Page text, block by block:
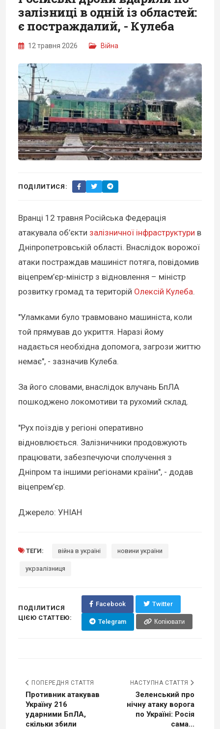
залізниці в одній із областей:
є постраждалий, - Кулеба
12 травня 2026 Війна
ПОДІЛИТИСЯ:
Вранці 12 травня Російська Федерація
атакувала об’єкти залізничної інфраструктури в
Дніпропетровській області. Внаслідок ворожої
атаки постраждав машиніст потяга, повідомив
віцепрем’єр-міністр з відновлення – міністр
розвитку громад та територій Олексій Кулеба.
"Уламками було травмовано машиніста, коли
той прямував до укриття. Наразі йому
надається необхідна допомога, загрози життю
немає", - зазначив Кулеба.
За його словами, внаслідок влучань БпЛА
пошкоджено локомотиви та рухомий склад.
"Рух поїздів у регіоні оперативно
відновлюється. Залізничники продовжують
працювати, забезпечуючи сполучення з
Дніпром та іншими регіонами країни", - додав
віцепрем’єр.
Джерело: УНІАН
ТЕГИ: війна в україні новини україни
укрзалізниця
ПОДІЛИТИСЯ
ЦІЄЮ СТАТТЕЮ:
Facebook Twitter
Telegram Копіювати
ПОПЕРЕДНЯ СТАТТЯ
Противник атакував
Україну 216
ударними БпЛА,
скільки збили
НАСТУПНА СТАТТЯ
Зеленський про
нічну атаку ворога
по Україні: Росія
сама...